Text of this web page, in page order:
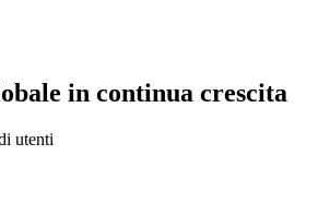
in continua crescita
utenti